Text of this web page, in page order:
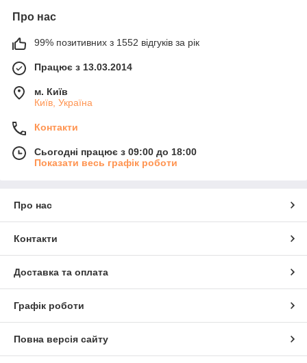
Про нас
99% позитивних з 1552 відгуків за рік
Працює з 13.03.2014
м. Київ
Київ, Україна
Контакти
Сьогодні працює з 09:00 до 18:00
Показати весь графік роботи
Про нас
Контакти
Доставка та оплата
Графік роботи
Повна версія сайту